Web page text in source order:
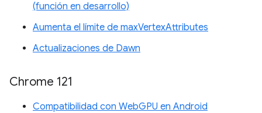
(función en desarrollo)
Aumenta el límite de maxVertexAttributes
Actualizaciones de Dawn
Chrome 121
Compatibilidad con WebGPU en Android